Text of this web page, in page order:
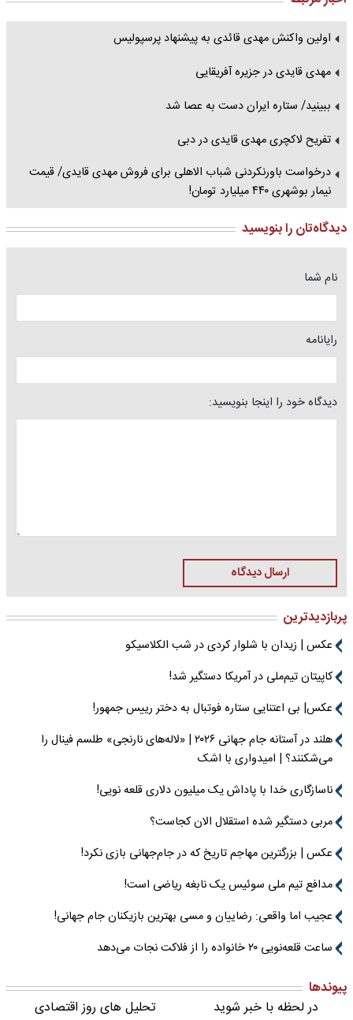
اولین واکنش مهدی قائدی به پیشنهاد پرسپولیس
مهدی قایدی در جزیره آفریقایی
ببینید/ ستاره ایران دست به عصا شد
تفریح لاکچری مهدی قایدی در دبی
درخواست باورنکردنی شباب الاهلی برای فروش مهدی قایدی/ قیمت
نیمار بوشهری ۴۴۰ میلیارد تومان!
دیدگاه‌تان را بنویسید
نام شما
رایانامه
دیدگاه خود را اینجا بنویسید:
ارسال دیدگاه
پربازدیدترین
عکس | زیدان با شلوار کردی در شب الکلاسیکو
کاپیتان تیم‌ملی در آمریکا دستگیر شد!
عکس| بی اعتنایی ستاره فوتبال به دختر رییس جمهور!
هلند در آستانه جام جهانی ۲۰۲۶ | «لاله‌های نارنجی» طلسم فینال را
می‌شکنند؟ | امیدواری با اشک
ناسازگاری خدا با پاداش یک میلیون دلاری قلعه نویی!
مربی دستگیر شده استقلال الان کجاست؟
عکس | بزرگترین مهاجم تاریخ که در جام‌جهانی بازی نکرد!
مدافع تیم ملی سوئیس یک نابغه ریاضی است!
عجیب اما واقعی: رضاییان و مسی بهترین بازیکنان جام جهانی!
ساعت قلعه‌نویی ۲۰ خانواده را از فلاکت نجات می‌دهد
پیوندها
در لحظه با خبر شوید
تحلیل های روز اقتصادی